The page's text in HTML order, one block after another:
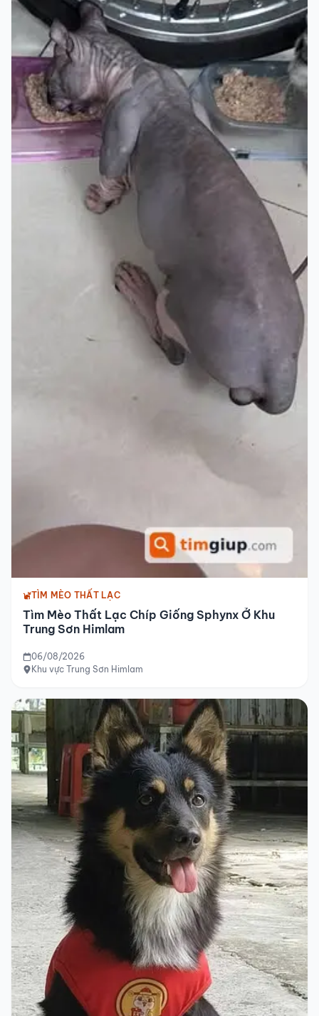
TÌM MÈO THẤT LẠC
Tìm Mèo Thất Lạc Chíp Giống Sphynx Ở Khu
Trung Sơn Himlam
06/08/2026
Khu vực Trung Sơn Himlam